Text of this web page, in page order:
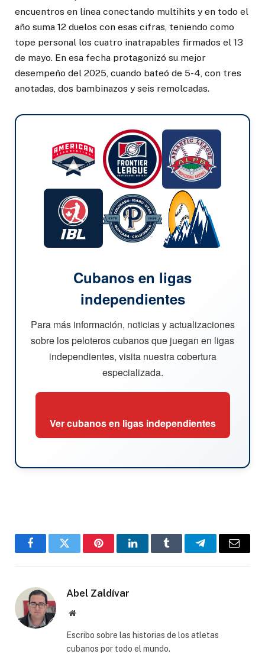
encuentros en línea conectando multihits y en todo el
año suma 12 duelos con esas cifras, teniendo como
tope personal los cuatro inatrapables firmados el 13
de mayo. En esa fecha protagonizó su mejor
desempeño del 2025, cuando bateó de 5-4, con tres
anotadas, dos bambinazos y seis remolcadas.
Cubanos en ligas
independientes
Para más información, noticias y actualizaciones
sobre los peloteros cubanos que juegan en ligas
independientes, visita nuestra cobertura
especializada.
Ver cubanos en ligas independientes
FacebookTwitter PinterestLinkedInTumblr TelegramEmail
Abel Zaldívar
Website
Escribo sobre las historias de los atletas
cubanos por todo el mundo.